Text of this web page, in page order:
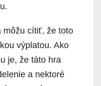
môžu cítiť, že toto
výplatou. Ako
je, že táto hra
a nektoré